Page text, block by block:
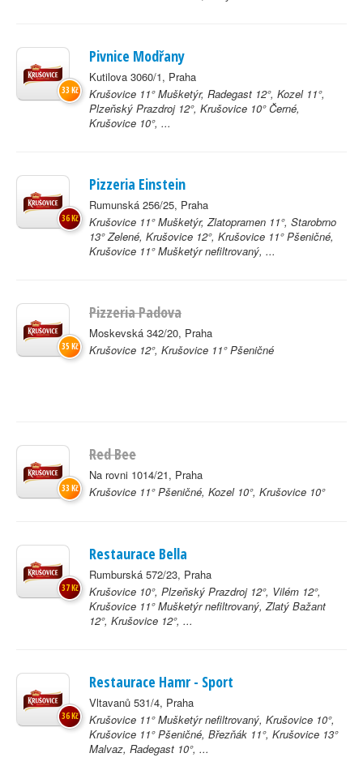
Pivnice Modřany
Kutilova 3060/1, Praha
Krušovice 11° Mušketýr, Radegast 12°, Kozel 11°,
Plzeňský Prazdroj 12°, Krušovice 10° Černé,
Krušovice 10°, ...
33 Kč
Pizzeria Einstein
Rumunská 256/25, Praha
Krušovice 11° Mušketýr, Zlatopramen 11°, Starobrno
13° Zelené, Krušovice 12°, Krušovice 11° Pšeničné,
Krušovice 11° Mušketýr nefiltrovaný, ...
36 Kč
Pizzeria Padova
Moskevská 342/20, Praha
Krušovice 12°, Krušovice 11° Pšeničné
35 Kč
Red Bee
Na rovni 1014/21, Praha
Krušovice 11° Pšeničné, Kozel 10°, Krušovice 10°
33 Kč
Restaurace Bella
Rumburská 572/23, Praha
Krušovice 10°, Plzeňský Prazdroj 12°, Vilém 12°,
Krušovice 11° Mušketýr nefiltrovaný, Zlatý Bažant
12°, Krušovice 12°, ...
37 Kč
Restaurace Hamr - Sport
Vltavanů 531/4, Praha
Krušovice 11° Mušketýr nefiltrovaný, Krušovice 10°,
Krušovice 11° Pšeničné, Březňák 11°, Krušovice 13°
Malvaz, Radegast 10°, ...
36 Kč